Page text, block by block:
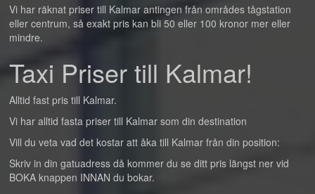
Vi har räknat priser till Kalmar antingen från områdes tågstation
eller centrum, så exakt pris kan bli 50 eller 100 kronor mer eller
mindre.
Taxi Priser till Kalmar!
Alltid fast pris till Kalmar.
Vi har alltid fasta priser till Kalmar som din destination
Vill du veta vad det kostar att åka till Kalmar från din position:
Skriv in din gatuadress då kommer du se ditt pris längst ner vid
BOKA knappen INNAN du bokar.